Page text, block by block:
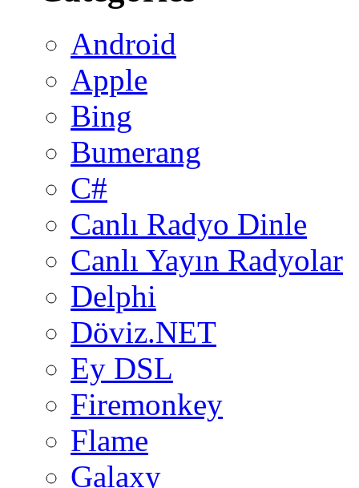
Android
Apple
Bing
Bumerang
C#
Canlı Radyo Dinle
Canlı Yayın Radyolar
Delphi
Döviz.NET
Ey DSL
Firemonkey
Flame
Galaxy